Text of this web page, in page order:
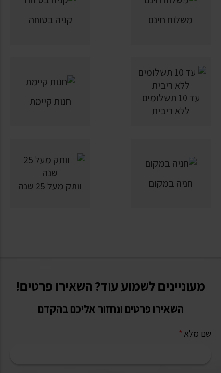
משלוח חינם קניה בטוחה
עד 10 תשלומים
ללא ריבית
חנות קיימת
חניה במקום וותק מעל 25 שנה
מעוניינים לשמוע עוד? השאירו פרטים!
השאירו פרטים ונחזור אליכם בהקדם
שם מלא *